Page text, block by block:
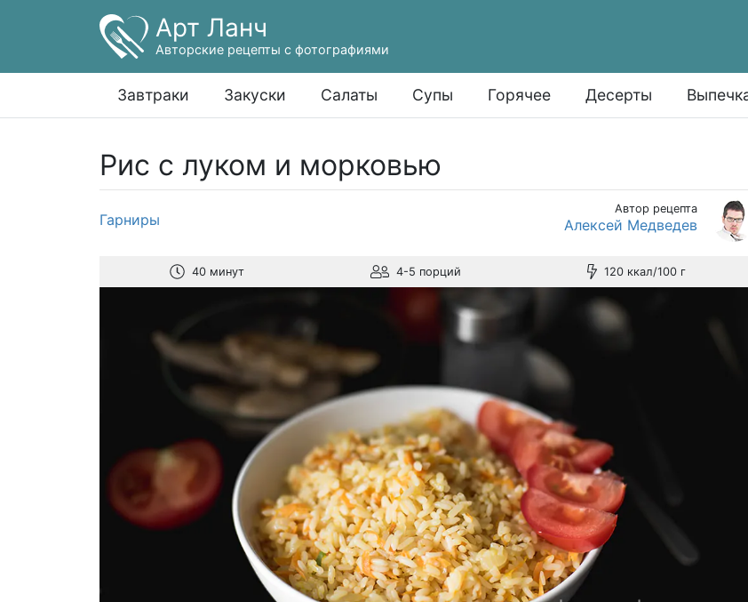
Арт Ланч
Авторские рецепты с фотографиями
Завтраки Закуски Салаты Супы Горячее Десерты
Рис с луком и морковью
Гарниры
Автор рецепта
Алексей Медведев
40 минут 4-5 порций 120 ккал/100 г